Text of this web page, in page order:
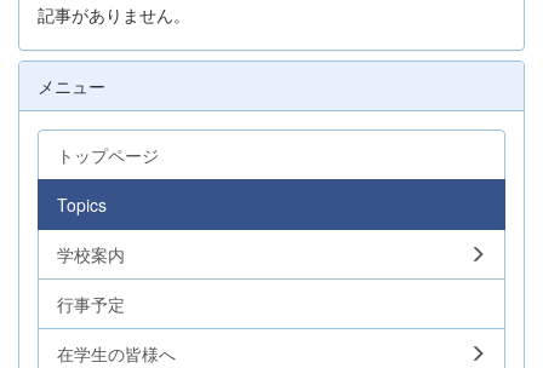
記事がありません。
メニュー
トップページ
Topics
学校案内
行事予定
在学生の皆様へ